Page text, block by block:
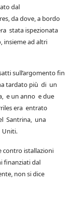
dal
da dove, a bordo
stata ispezionata
insieme ad altri
sull’argomento fin
tardato più di un
e un anno e due
era entrato
Santrina, una
Uniti.
contro istallazioni
finanziati dal
non si dice